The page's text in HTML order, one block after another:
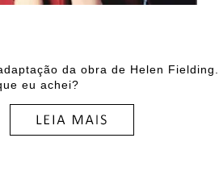
da obra de Helen
eu achei?